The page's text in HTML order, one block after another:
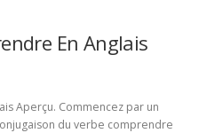
En Anglais
Aperçu. Commencez par un
du verbe comprendre